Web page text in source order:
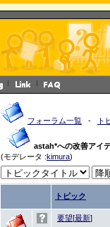
フォーラム一覧 - ト
astah*への改善アイ
(モデレータ :kimura)
トピック
要望[最新]